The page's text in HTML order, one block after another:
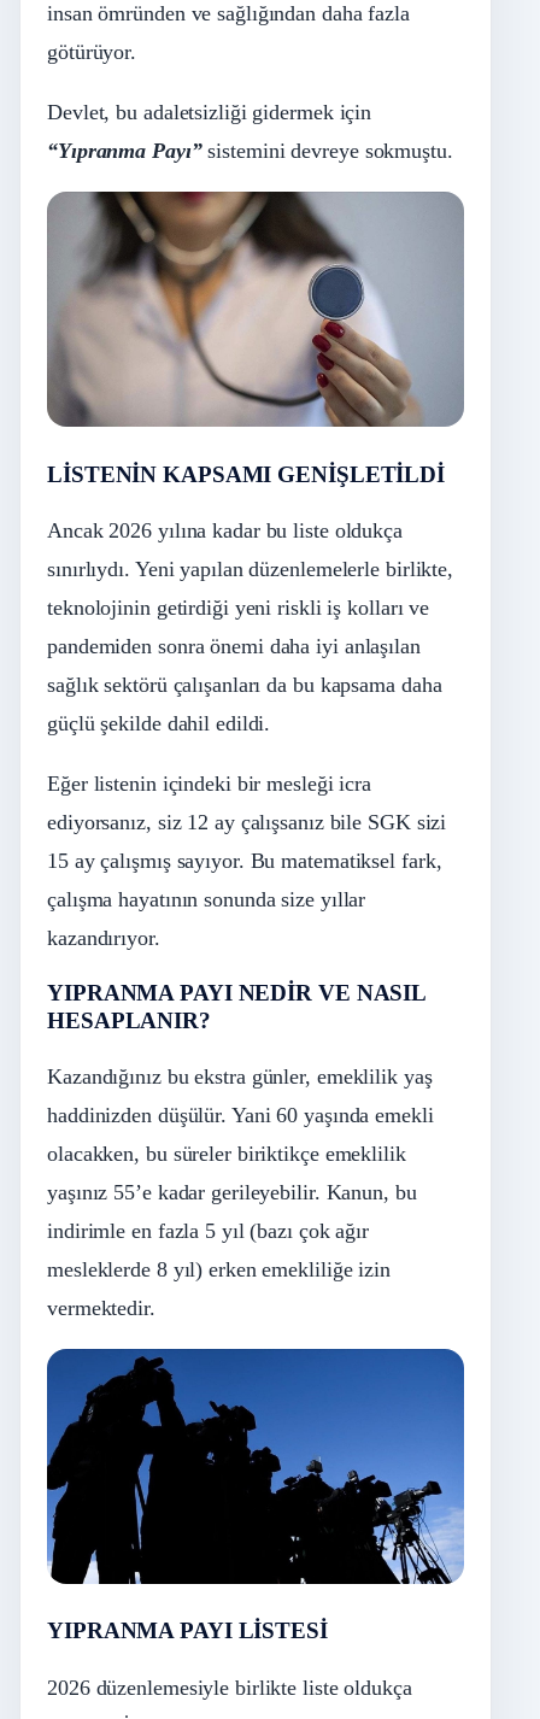
insan ömründen ve sağlığından daha fazla
götürüyor.
Devlet, bu adaletsizliği gidermek için
“Yıpranma Payı”sistemini devreye sokmuştu.
LİSTENİN KAPSAMI GENİŞLETİLDİ
Ancak 2026 yılına kadar bu liste oldukça
sınırlıydı. Yeni yapılan düzenlemelerle birlikte,
teknolojinin getirdiği yeni riskli iş kolları ve
pandemiden sonra önemi daha iyi anlaşılan
sağlık sektörü çalışanları da bu kapsama daha
güçlü şekilde dahil edildi.
Eğer listenin içindeki bir mesleği icra
ediyorsanız, siz 12 ay çalışsanız bile SGK sizi
15 ay çalışmış sayıyor. Bu matematiksel fark,
çalışma hayatının sonunda size yıllar
kazandırıyor.
YIPRANMA PAYI NEDİR VE NASIL
HESAPLANIR?
Kazandığınız bu ekstra günler, emeklilik yaş
haddinizden düşülür. Yani 60 yaşında emekli
olacakken, bu süreler biriktikçe emeklilik
yaşınız 55’e kadar gerileyebilir. Kanun, bu
indirimle en fazla 5 yıl (bazı çok ağır
mesleklerde 8 yıl) erken emekliliğe izin
vermektedir.
YIPRANMA PAYI LİSTESİ
2026 düzenlemesiyle birlikte liste oldukça